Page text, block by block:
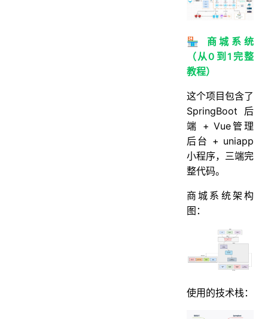
🏪 商城系统
（从0到1完整
教程）
这个项目包含了
SpringBoot后
端 + Vue管理
后台 + uniapp
小程序，三端完
整代码。
商城系统架构
图：
使用的技术栈：